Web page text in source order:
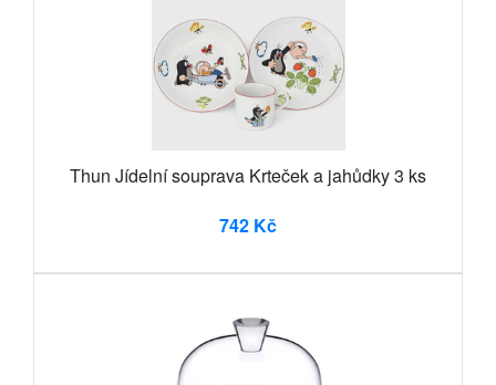
Thun Jídelní souprava Krteček a jahůdky 3 ks
742 Kč